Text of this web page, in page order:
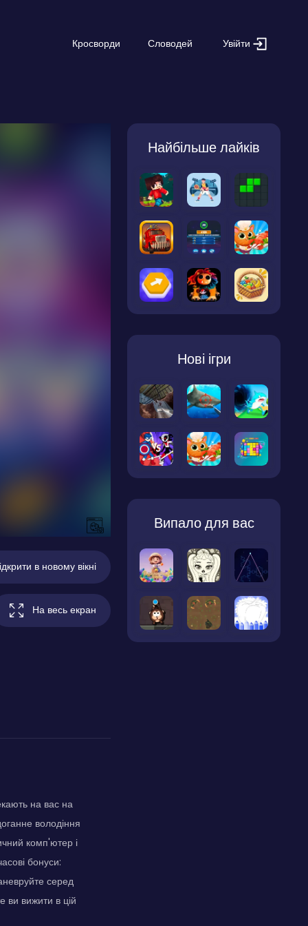
Кросворди Словодей Увійти
в новому вікні
На весь екран
на вас на
володіння
комп'ютер і
бонуси:
серед
ви вижити в цій
Найбільше лайків
Нові ігри
Випало для вас